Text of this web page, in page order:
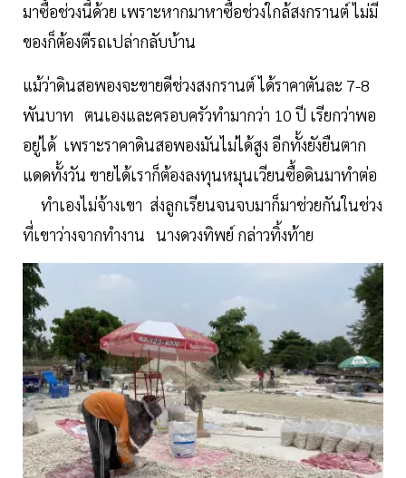
มาซื้อช่วงนี้ด้วย เพราะหากมาหาซื้อช่วงใกล้สงกรานต์ ไม่มี
ของก็ต้องตีรถเปล่ากลับบ้าน
แม้ว่าดินสอพองจะขายดีช่วงสงกรานต์ ได้ราคาตันละ 7-8
พันบาท ตนเองและครอบครัวทำมากว่า 10 ปี เรียกว่าพอ
อยู่ได้ เพราะราคาดินสอพองมันไม่ได้สูง อีกทั้งยังยืนตาก
แดดทั้งวัน ขายได้เราก็ต้องลงทุนหมุนเวียนซื้อดินมาทำต่อ
ทำเองไม่จ้างเขา ส่งลูกเรียนจนจบมาก็มาช่วยกันในช่วง
ที่เขาว่างจากทำงาน นางดวงทิพย์ กล่าวทิ้งท้าย